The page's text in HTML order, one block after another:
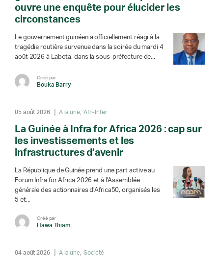
ouvre une enquête pour élucider les
circonstances
Le gouvernement guinéen a officiellement réagi à la
tragédie routière survenue dans la soirée du mardi 4
août 2026 à Labota, dans la sous-préfecture de...
Créé par
Bouka Barry
05 août 2026 A la une Afri-Inter
La Guinée à Infra for Africa 2026 : cap sur
les investissements et les
infrastructures d’avenir
La République de Guinée prend une part active au
Forum Infra for Africa 2026 et à l’Assemblée
générale des actionnaires d’Africa50, organisés les
5 et...
Créé par
Hawa Thiam
04 août 2026 A la une Société